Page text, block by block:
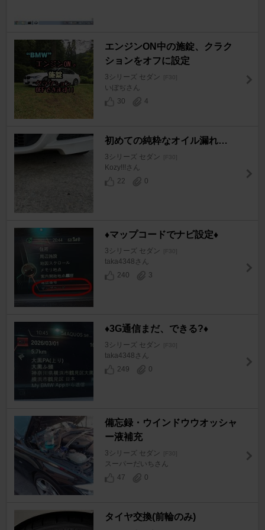
エンジンON中の施錠、クラク
ションをオフに設定
3シリーズ セダン [F30]
いぼぢさん
30
4
初めての純粋なオイル漏れ…
3シリーズ セダン [F30]
Kozy!!!さん
22
0
♦️マップコードでナビ設定♦️
3シリーズ セダン [F30]
taka4348さん
240
3
♦️3G通信まだ、できる?♦️
3シリーズ セダン [F30]
taka4348さん
249
0
備忘録・ウインドウウオッシャ
ー液補充
3シリーズ セダン [F30]
スーパーだいちさん
47
0
タイヤ交換(前輪のみ)